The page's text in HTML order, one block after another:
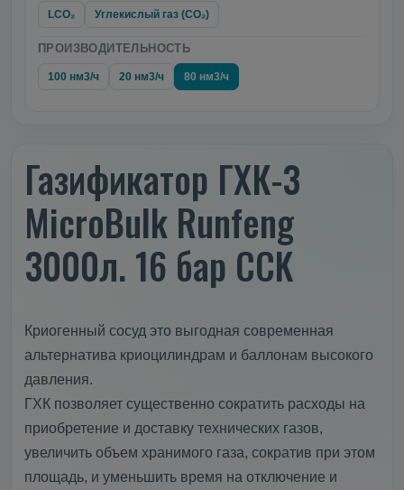
LCO₂ Углекислый газ (CO₂)
ПРОИЗВОДИТЕЛЬНОСТЬ
100 нм3/ч 20 нм3/ч 80 нм3/ч
Газификатор ГХК-3
MicroBulk Runfeng
3000л. 16 бар CCK
Криогенный сосуд это выгодная современная
альтернатива криоцилиндрам и баллонам высокого
давления.
ГХК позволяет существенно сократить расходы на
приобретение и доставку технических газов,
увеличить объем хранимого газа, сократив при этом
площадь, и уменьшить время на отключение и